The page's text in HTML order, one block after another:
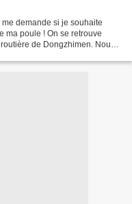
demande si je souhaite
ma poule ! On se retrouve
de Dongzhimen. Nous